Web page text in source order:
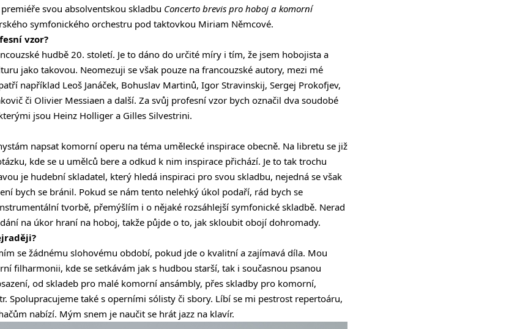
svou absolventskou skladbu Concerto brevis pro hoboj a komorní
symfonického orchestru pod taktovkou Miriam Němcové.
vzor?
hudbě 20. století. Je to dáno do určité míry i tím, že jsem hobojista a
jako takovou. Neomezuji se však pouze na francouzské autory, mezi mé
například Leoš Janáček, Bohuslav Martinů, Igor Stravinskij, Sergej Prokofjev,
či Olivier Messiaen a další. Za svůj profesní vzor bych označil dva soudobé
jsou Heinz Holliger a Gilles Silvestrini.
napsat komorní operu na téma umělecké inspirace obecně. Na libretu se již
kde se u umělců bere a odkud k nim inspirace přichází. Je to tak trochu
je hudební skladatel, který hledá inspiraci pro svou skladbu, nejedná se však
bych se bránil. Pokud se nám tento nelehký úkol podaří, rád bych se
tvorbě, přemýšlím i o nějaké rozsáhlejší symfonické skladbě. Nerad
na úkor hraní na hoboj, takže půjde o to, jak skloubit obojí dohromady.
se žádnému slohovému období, pokud jde o kvalitní a zajímavá díla. Mou
filharmonii, kde se setkávám jak s hudbou starší, tak i současnou psanou
od skladeb pro malé komorní ansámbly, přes skladby pro komorní,
Spolupracujeme také s operními sólisty či sbory. Líbí se mi pestrost repertoáru,
nabízí. Mým snem je naučit se hrát jazz na klavír.